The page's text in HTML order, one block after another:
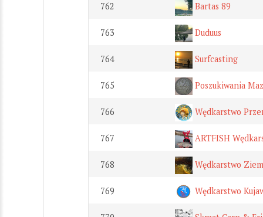
762 Bartas 89
763 Duduus
764 Surfcasting
765 Poszukiwania
766 Wędkarstwo
767 ARTFISH
768 Wędkarstwo
769 Wędkarstwo